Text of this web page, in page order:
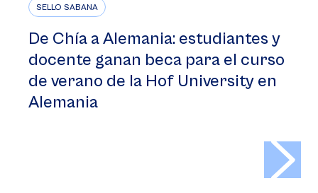
SELLO SABANA
De Chía a Alemania: estudiantes y
docente ganan beca para el curso
de verano de la Hof University en
Alemania